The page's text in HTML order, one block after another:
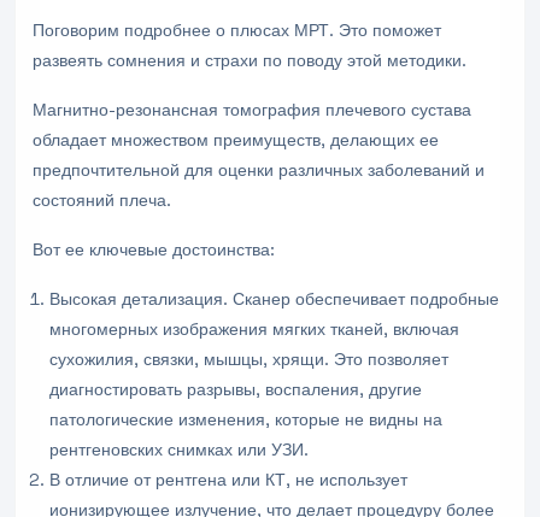
Поговорим подробнее о плюсах МРТ. Это поможет
развеять сомнения и страхи по поводу этой методики.
Магнитно-резонансная томография плечевого сустава
обладает множеством преимуществ, делающих ее
предпочтительной для оценки различных заболеваний и
состояний плеча.
Вот ее ключевые достоинства:
Высокая детализация. Сканер обеспечивает подробные
многомерных изображения мягких тканей, включая
сухожилия, связки, мышцы, хрящи. Это позволяет
диагностировать разрывы, воспаления, другие
патологические изменения, которые не видны на
рентгеновских снимках или УЗИ.
В отличие от рентгена или КТ, не использует
ионизирующее излучение, что делает процедуру более